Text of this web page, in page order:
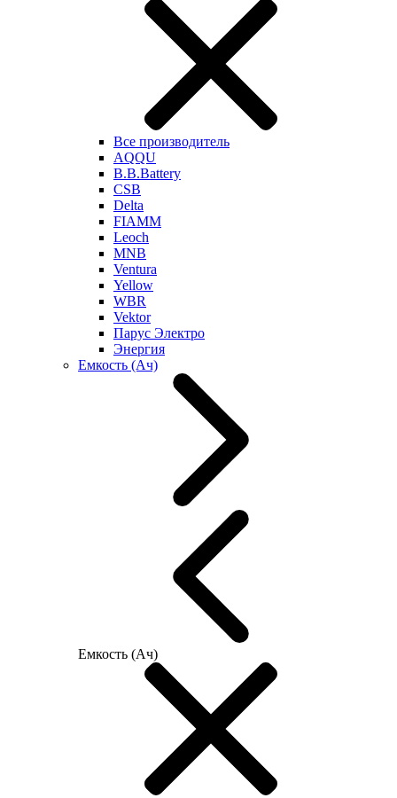
Все производитель
AQQU
B.B.Battery
CSB
Delta
FIAMM
Leoch
MNB
Ventura
Yellow
WBR
Vektor
Парус Электро
Энергия
Емкость (Ач)
Емкость (Ач)